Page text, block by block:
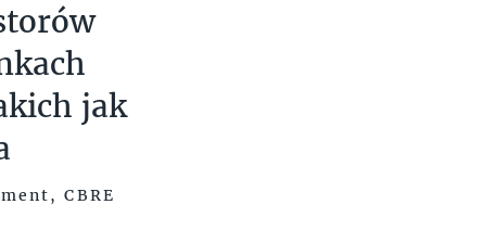
jak
CBRE